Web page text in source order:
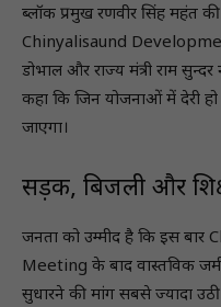
ब्लॉक प्रमुख रणवीर सिंह महंत
Chinyalisaund
डोभाल और राज्य मंत्री राम
कहा कि जिन योजनाओं में देरी हो
जाएगा।
सड़क, बिजली और
जनता को उम्मीद है कि इस
Meeting के बाद वास्तविक
सुधारने की मांग सबसे ज्यादा